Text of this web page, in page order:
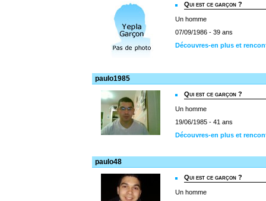
Qui est ce garçon ?
Un homme
07/09/1986 - 39 ans
Découvres-en plus et
paulo1985
Qui est ce garçon ?
Un homme
19/06/1985 - 41 ans
Découvres-en plus et
paulo48
Qui est ce garçon ?
Un homme